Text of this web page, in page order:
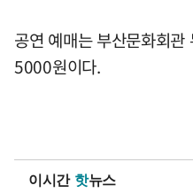
공연 예매는 부산문화회
5000원이다.
이시간 핫뉴스